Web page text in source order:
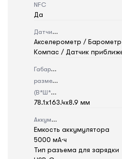
NFC
Да
Датчики
Акселерометр /
Компас / Датчик
Габаритные
размеры
(В*Ш*Г)
78.1x163.4x8.9 мм
Аккумулятор
Емкость аккумулятора
5000 мА⋅ч
Тип разъема для зарядки